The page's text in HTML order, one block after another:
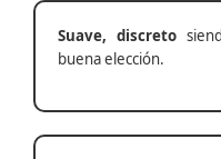
Suave, discreto
buena elección.